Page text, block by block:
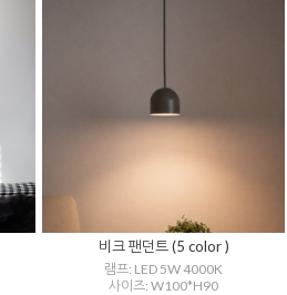
비크 팬던트 (5 color )
램프: LED 5W 4000K
사이즈: W100*H90